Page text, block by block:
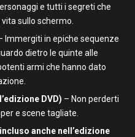
e tutti i segreti che
sullo schermo.
Immergiti in epiche sequenze
dietro le quinte alle
armi che hanno dato
DVD) – Non perderti
e scene tagliate.
anche nell’edizione